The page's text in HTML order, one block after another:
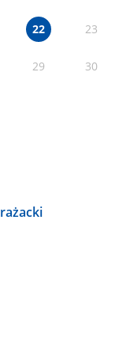
22 23
29 30